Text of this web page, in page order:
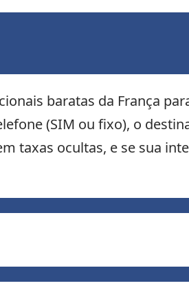
baratas da França
(SIM ou fixo), o
taxas ocultas, e se sua